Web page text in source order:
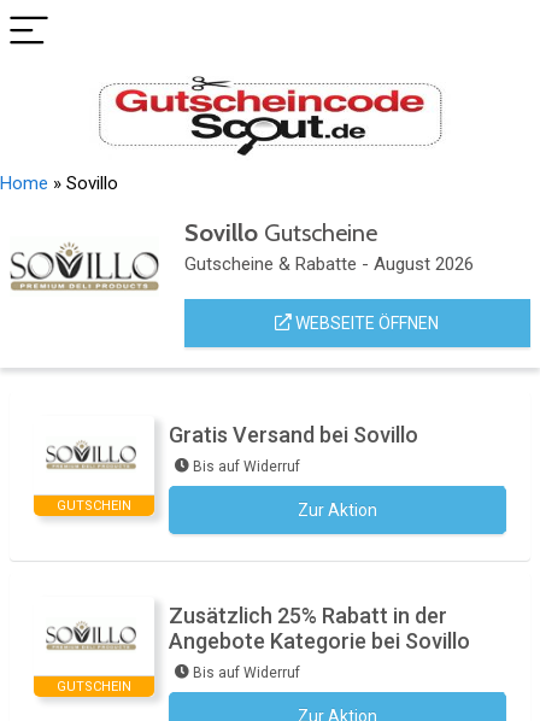
Home » Sovillo
SovilloGutscheine
Gutscheine & Rabatte - August 2026
WEBSEITE ÖFFNEN
GUTSCHEIN
Gratis Versand bei Sovillo
Bis auf Widerruf
Zur Aktion
GUTSCHEIN
Zusätzlich 25% Rabatt in der
Angebote Kategorie bei Sovillo
Bis auf Widerruf
Zur Aktion